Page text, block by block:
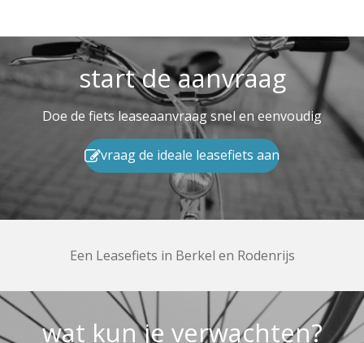
start de aanvraag
Doe de fiets leaseaanvraag snel en eenvoudig
vraag de ideale leasefiets aan
Een Leasefiets in Berkel en Rodenrijs
wat kun je verwachten?